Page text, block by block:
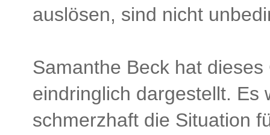
auslösen, sind nicht
Samanthe Beck hat
eindringlich dargestellt. Es
schmerzhaft die Situation